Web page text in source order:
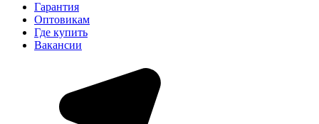
Гарантия
Оптовикам
Где купить
Вакансии